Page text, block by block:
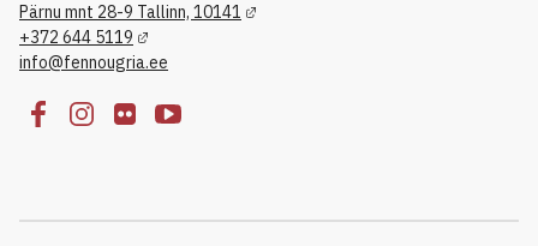
Pärnu mnt 28-9 Tallinn, 10141
+372 644 5119
info@fennougria.ee